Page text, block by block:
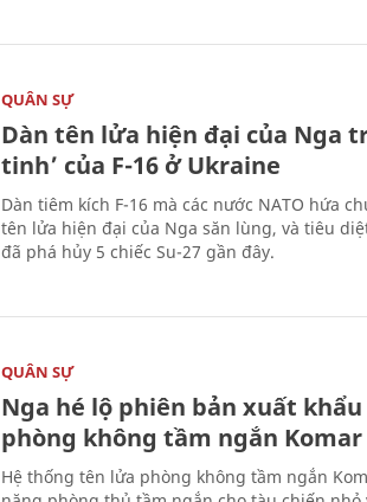
QUÂN SỰ
Dàn tên lửa hiện đại của Nga
tinh’ của F-16 ở Ukraine
Dàn tiêm kích F-16 mà các nước NATO hứa
tên lửa hiện đại của Nga săn lùng, và tiêu
đã phá hủy 5 chiếc Su-27 gần đây.
QUÂN SỰ
Nga hé lộ phiên bản xuất
phòng không tầm ngắn Komar
Hệ thống tên lửa phòng không tầm ngắn